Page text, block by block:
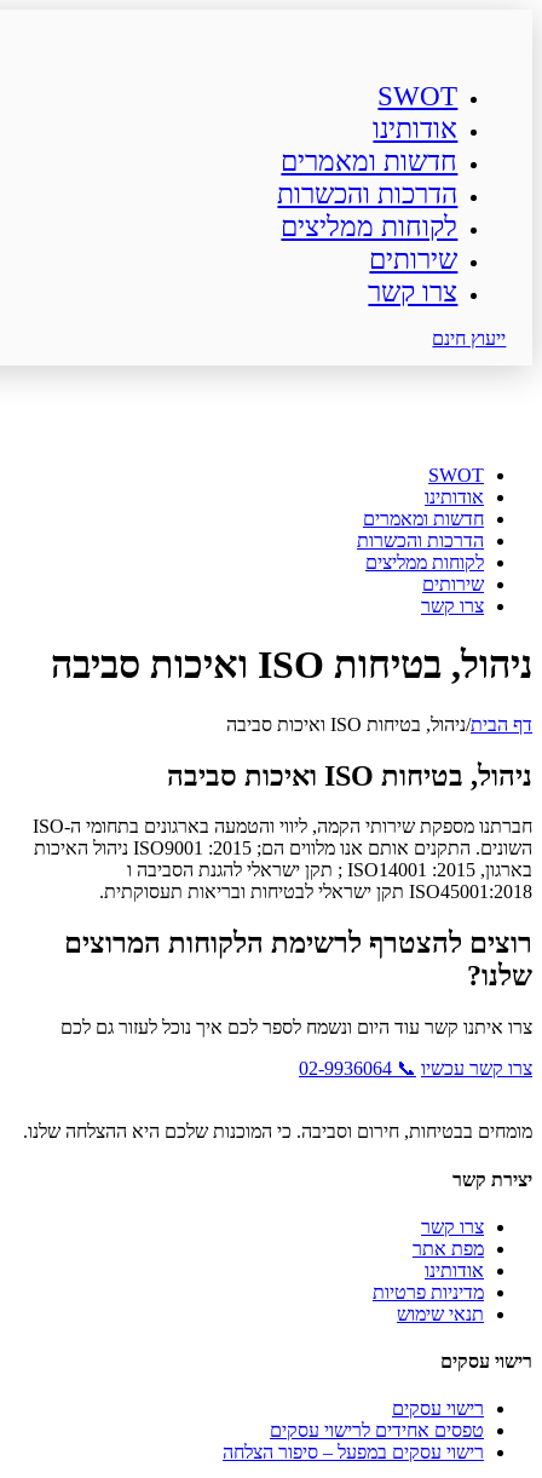
SWOT
אודותינו
חדשות ומאמרים
הדרכות והכשרות
לקוחות ממליצים
שירותים
צרו קשר
ייעוץ חינם
SWOT
אודותינו
חדשות ומאמרים
הדרכות והכשרות
לקוחות ממליצים
שירותים
צרו קשר
ניהול, בטיחות ISO ואיכות סביבה
דף הבית/ניהול, בטיחות ISO ואיכות סביבה
ניהול, בטיחות ISO ואיכות סביבה
חברתנו מספקת שירותי הקמה, ליווי והטמעה בארגונים בתחומי ה-ISO
השונים. התקנים אותם אנו מלווים הם; ISO9001 :2015 ניהול האיכות
בארגון, ISO14001 :2015 ; תקן ישראלי להגנת הסביבה ו
ISO45001:2018 תקן ישראלי לבטיחות ובריאות תעסוקתית.
רוצים להצטרף לרשימת הלקוחות המרוצים
שלנו?
צרו איתנו קשר עוד היום ונשמח לספר לכם איך נוכל לעזור גם לכם
צרו קשר עכשיו 📞 02-9936064
מומחים בבטיחות, חירום וסביבה. כי המוכנות שלכם היא ההצלחה שלנו.
יצירת קשר
צרו קשר
מפת אתר
אודותינו
מדיניות פרטיות
תנאי שימוש
רישוי עסקים
רישוי עסקים
טפסים אחידים לרישוי עסקים
רישוי עסקים במפעל – סיפור הצלחה